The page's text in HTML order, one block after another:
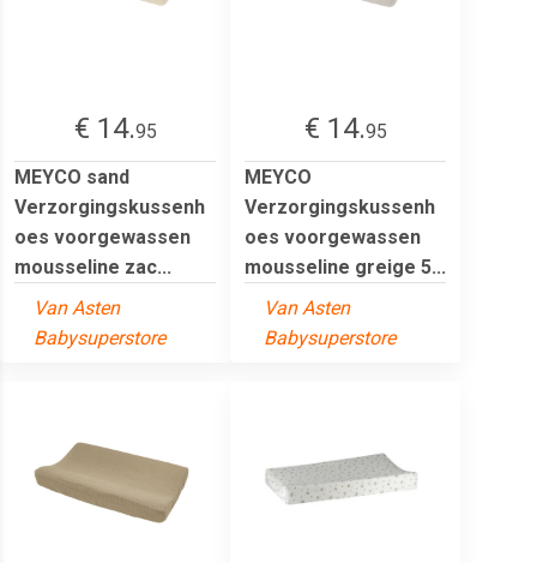
€ 14.95
MEYCO sand
Verzorgingskussenh
oes voorgewassen
mousseline zac...
Van Asten
Babysuperstore
€ 14.95
MEYCO
Verzorgingskussenh
oes voorgewassen
mousseline greige 5...
Van Asten
Babysuperstore